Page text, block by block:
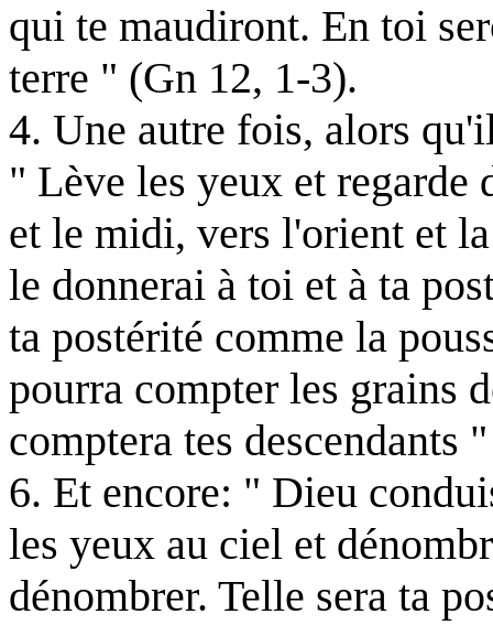
qui te maudiront. En toi
terre " (Gn 12, 1-3).
4. Une autre fois, alors
" Lève les yeux et regarde
et le midi, vers l'orient et
le donnerai à toi et à ta
ta postérité comme la
pourra compter les grains
comptera tes descendants
6. Et encore: " Dieu
les yeux au ciel et
dénombrer. Telle sera ta